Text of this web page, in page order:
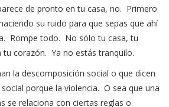
de pronto en tu casa, no. Primero
su ruido para que sepas que ahí
Rompe todo. No sólo tu casa, tu
tu corazón. Ya no estás tranquilo.
la descomposición social o que dicen
porque la violencia. O sea que una
se relaciona con ciertas reglas o